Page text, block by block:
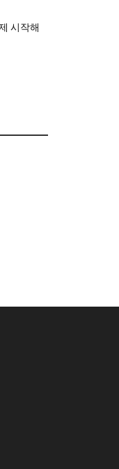
시작해